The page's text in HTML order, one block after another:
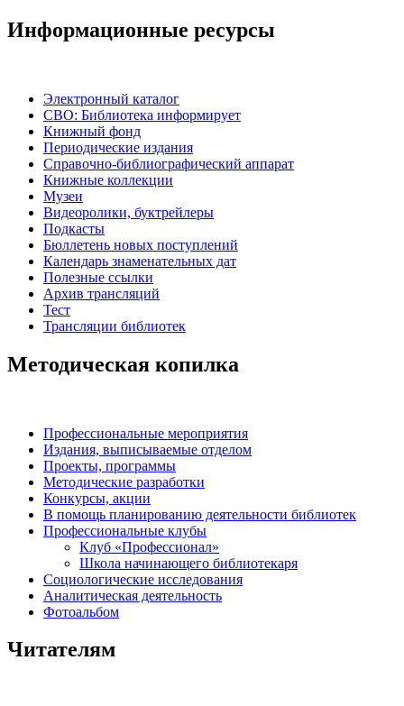
Информационные ресурсы
Электронный каталог
СВО: Библиотека информирует
Книжный фонд
Периодические издания
Справочно-библиографический аппарат
Книжные коллекции
Музеи
Видеоролики, буктрейлеры
Подкасты
Бюллетень новых поступлений
Календарь знаменательных дат
Полезные ссылки
Архив трансляций
Тест
Трансляции библиотек
Методическая копилка
Профессиональные мероприятия
Издания, выписываемые отделом
Проекты, программы
Методические разработки
Конкурсы, акции
В помощь планированию деятельности библиотек
Профессиональные клубы
Клуб «Профессионал»
Школа начинающего библиотекаря
Социологические исследования
Аналитическая деятельность
Фотоальбом
Читателям